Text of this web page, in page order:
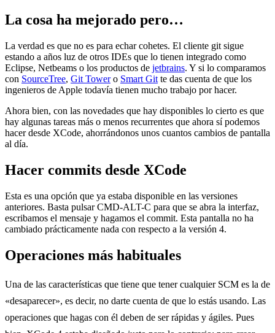
La cosa ha mejorado pero…
La verdad es que no es para echar cohetes. El cliente git sigue
estando a años luz de otros IDEs que lo tienen integrado como
Eclipse, Netbeams o los productos de jetbrains. Y si lo comparamos
con SourceTree, Git Towero Smart Git te das cuenta de que los
ingenieros de Apple todavía tienen mucho trabajo por hacer.
Ahora bien, con las novedades que hay disponibles lo cierto es que
hay algunas tareas más o menos recurrentes que ahora sí podemos
hacer desde XCode, ahorrándonos unos cuantos cambios de pantalla
al día.
Hacer commits desde XCode
Esta es una opción que ya estaba disponible en las versiones
anteriores. Basta pulsar CMD-ALT-C para que se abra la interfaz,
escribamos el mensaje y hagamos el commit. Esta pantalla no ha
cambiado prácticamente nada con respecto a la versión 4.
Operaciones más habituales
Una de las características que tiene que tener cualquier SCM es la de
«desaparecer», es decir, no darte cuenta de que lo estás usando. Las
operaciones que hagas con él deben de ser rápidas y ágiles. Pues